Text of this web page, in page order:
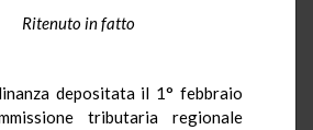
Ritenuto in fatto
depositata il 1° febbraio
tributaria regionale